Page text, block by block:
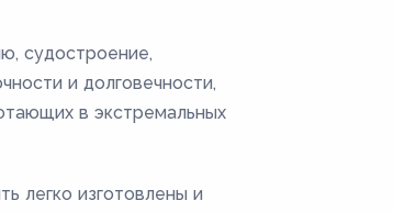
судостроение,
и долговечности,
в экстремальных
легко изготовлены и